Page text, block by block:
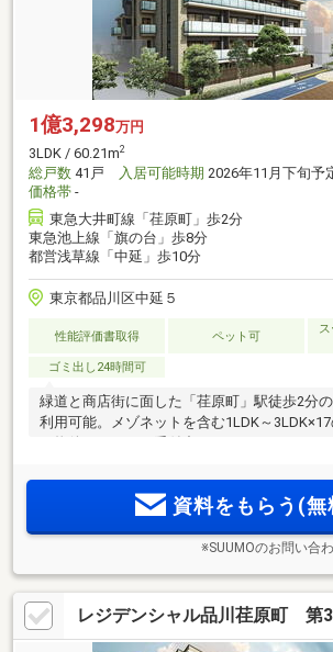
1億3,298万円
3LDK / 60.21m2
総戸数 41戸 入居可能時期 2026年11月下旬予
価格帯 -
東急大井町線「荏原町」歩2分
東急池上線「旗の台」歩8分
都営浅草線「中延」歩10分
東京都品川区中延５
性能評価書取得 ペット可
ゴミ出し24時間可
緑道と商店街に面した「荏原町」駅徒歩2分
利用可能。メゾネットを含む1LDK～3LDK×17
資料をもらう(無
※SUUMOのお問い合
レジデンシャル品川荏原町 第